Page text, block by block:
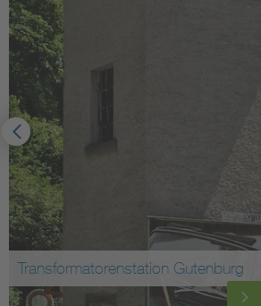
Transformatorenstation Gutenburg